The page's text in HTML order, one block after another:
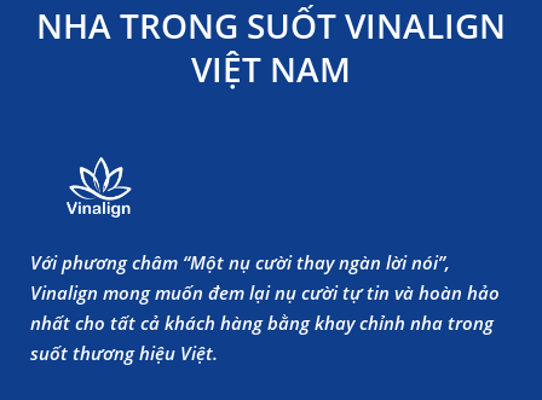
NHA TRONG SUỐT VINALIGN
VIỆT NAM
Với phương châm “Một nụ cười thay ngàn lời nói”,
Vinalign mong muốn đem lại nụ cười tự tin và hoàn hảo
nhất cho tất cả khách hàng bằng khay chỉnh nha trong
suốt thương hiệu Việt.